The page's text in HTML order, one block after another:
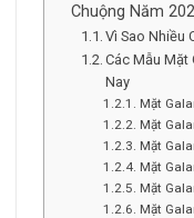
Chuộng Năm
Vì Sao Nhiều
Các Mẫu Mặt
Nay
Mặt
Mặt
Mặt
Mặt
Mặt
Mặt